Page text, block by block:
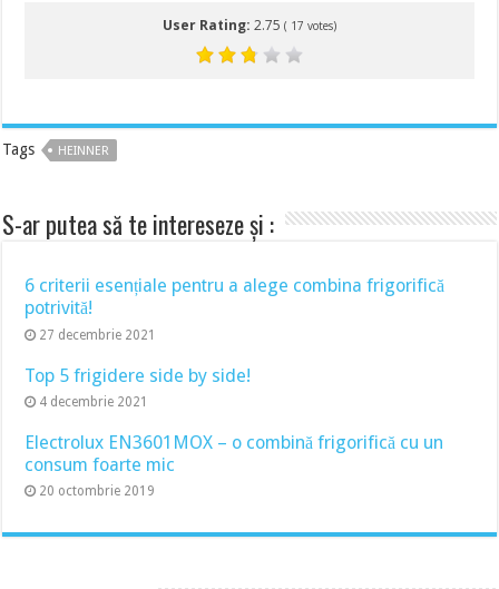
User Rating: 2.75 ( 17 votes)
Tags HEINNER
S-ar putea să te intereseze și :
6 criterii esențiale pentru a alege combina frigorifică
potrivită!
27 decembrie 2021
Top 5 frigidere side by side!
4 decembrie 2021
Electrolux EN3601MOX – o combină frigorifică cu un
consum foarte mic
20 octombrie 2019